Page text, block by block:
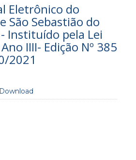
Eletrônico do
São Sebastião do
Instituído pela Lei
IIII- Edição Nº 385
2021
Download